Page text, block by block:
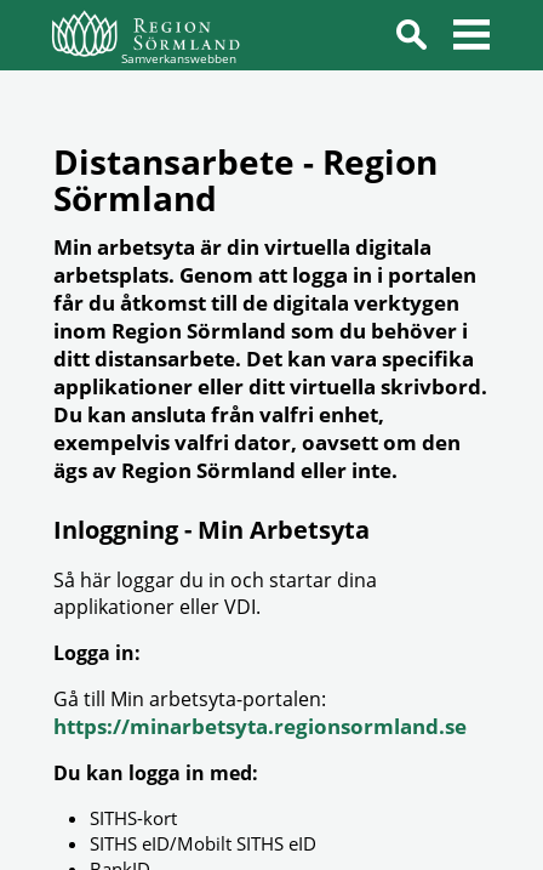
Samverkanswebben
Distansarbete - Region
Sörmland
Min arbetsyta är din virtuella digitala
arbetsplats. Genom att logga in i portalen
får du åtkomst till de digitala verktygen
inom Region Sörmland som du behöver i
ditt distansarbete. Det kan vara specifika
applikationer eller ditt virtuella skrivbord.
Du kan ansluta från valfri enhet,
exempelvis valfri dator, oavsett om den
ägs av Region Sörmland eller inte.
Inloggning - Min Arbetsyta
Så här loggar du in och startar dina
applikationer eller VDI.
Logga in:
Gå till Min arbetsyta-portalen:
https://minarbetsyta.regionsormland.se
Du kan logga in med:
SITHS-kort
SITHS eID/Mobilt SITHS eID